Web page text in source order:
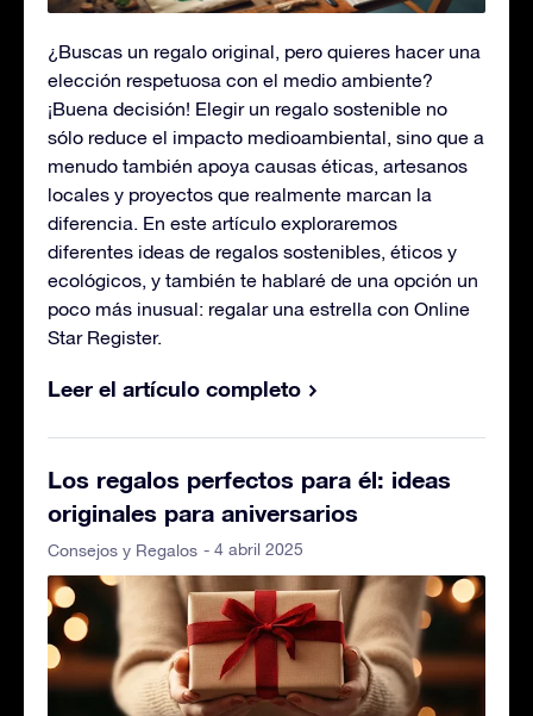
¿Buscas un regalo original, pero quieres hacer una
elección respetuosa con el medio ambiente?
¡Buena decisión! Elegir un regalo sostenible no
sólo reduce el impacto medioambiental, sino que a
menudo también apoya causas éticas, artesanos
locales y proyectos que realmente marcan la
diferencia. En este artículo exploraremos
diferentes ideas de regalos sostenibles, éticos y
ecológicos, y también te hablaré de una opción un
poco más inusual: regalar una estrella con Online
Star Register.
Leer el artículo completo
Los regalos perfectos para él: ideas
originales para aniversarios
Consejos y Regalos - 4 abril 2025